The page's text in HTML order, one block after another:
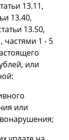
или